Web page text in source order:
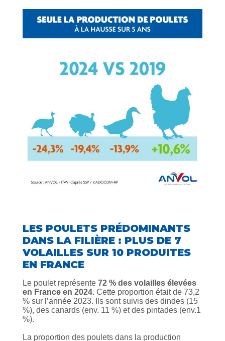
LES POULETS PRÉDOMINANTS
DANS LA FILIÈRE : PLUS DE 7
VOLAILLES SUR 10 PRODUITES
EN FRANCE
Le poulet représente 72 % des volailles élevées
en France en 2024. Cette proportion était de 73,2
% sur l’année 2023. Ils sont suivis des dindes (15
%), des canards (env. 11 %) et des pintades (env.1
%).
La proportion des poulets dans la production